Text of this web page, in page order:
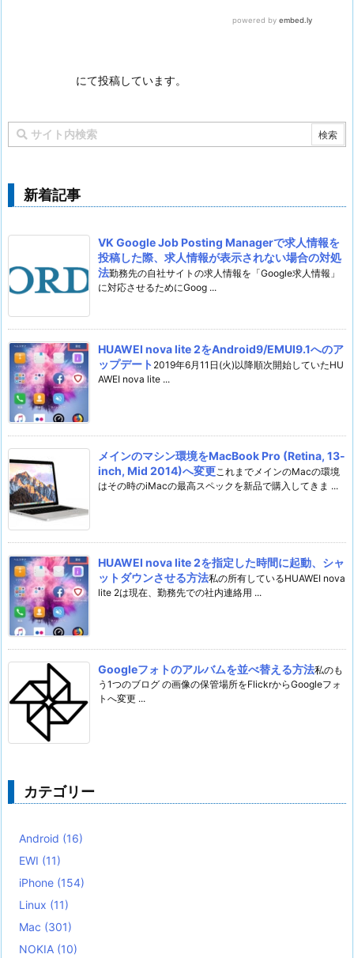
にて投稿しています。
新着記事
VK Google Job Posting Managerで求人情報を
投稿した際、求人情報が表示されない場合の対処
法勤務先の自社サイトの求人情報を「Google求人情報」
に対応させるためにGoog ...
HUAWEI nova lite 2をAndroid9/EMUI9.1へのア
ップデート 2019年6月11日(火)以降順次開始していたHU
AWEI nova lite ...
メインのマシン環境をMacBook Pro (Retina, 13-
inch, Mid 2014)へ変更 これまでメインのMacの環境
はその時のiMacの最高スペックを新品で購入してきま ...
HUAWEI nova lite 2を指定した時間に起動、シャ
ットダウンさせる方法私の所有しているHUAWEI nova
lite 2は現在、勤務先での社内連絡用 ...
Googleフォトのアルバムを並べ替える方法私のも
う1つのブログ の画像の保管場所をFlickrからGoogleフォ
トへ変更 ...
カテゴリー
Android (16)
EWI (11)
iPhone (154)
Linux (11)
Mac (301)
NOKIA (10)